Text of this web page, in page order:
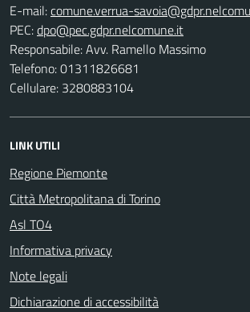
E-mail:
PEC:
Responsabile: Avv. Ramello Massimo
Telefono: 01311826681
Cellulare: 3280883104
LINK UTILI
Regione Piemonte
Città Metropolitana di Torino
Asl TO4
Informativa privacy
Note legali
Dichiarazione di accessibilità